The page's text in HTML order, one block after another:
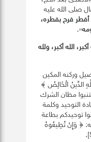
صلى الله عليه
أفطر فرح بفطره،
».
أكبر، الله أكبر، ولله
وركنه المكين
الدِّينُ الْخَالِصُ ﴾
واجتنبوا مظان الشرك
التوحيد وكلمة
توحيدكم بطاعة
﴿ وَإِنْ تُطِيعُوهُ